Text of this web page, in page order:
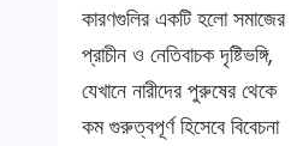
কারণগুলির একটি হলো সমাজের
প্রাচীন ও নেতিবাচক দৃষ্টিভঙ্গি,
যেখানে নারীদের পুরুষের থেকে
কম গুরুত্বপূর্ণ হিসেবে বিবেচনা